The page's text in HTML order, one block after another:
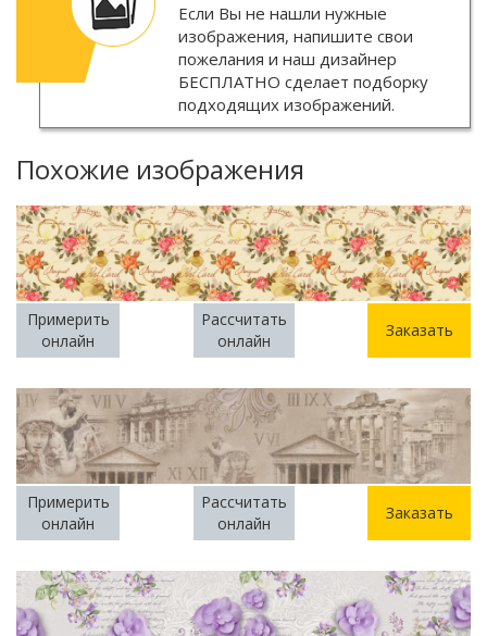
Если Вы не нашли нужные
изображения, напишите свои
пожелания и наш дизайнер
БЕСПЛАТНО сделает подборку
подходящих изображений.
Похожие изображения
Примерить
онлайн
Рассчитать
онлайн
Заказать
Примерить
онлайн
Рассчитать
онлайн
Заказать